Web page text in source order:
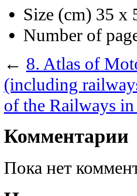
Size (cm) 35 х
Number of
← 8. Atlas of
(including
of the Railways
Комментарии
Пока нет